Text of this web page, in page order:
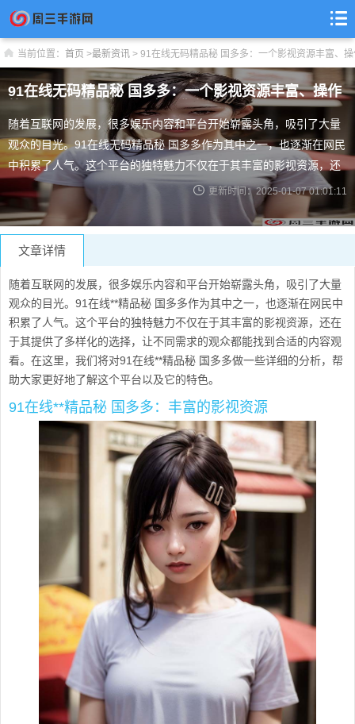
当前位置： 首页 >最新资讯 > 91在线无码精品秘 国多多：一个影视资源丰富、
91在线无码精品秘 国多多：一个影视资源丰富、操作
简单且高质量的娱乐平台，你值得拥有！
随着互联网的发展，很多娱乐内容和平台开始崭露头角，吸引了大量
观众的目光。91在线无码精品秘 国多多作为其中之一，也逐渐在网民
中积累了人气。这个平台的独特魅力不仅在于其丰富的影视资源，还
在于其提供了多样化的选择，让不同需求的观众都能找到合适的内容
观看。在这里，我们将对91在线无码精品秘 国多多做一些详细的分
析，帮助大家更好地了解这个平台以及它的特色。 91在线无码精品秘
国多多：丰富的影视资源 作
更新时间：2025-01-07 01:01:11
文章详情
随着互联网的发展，很多娱乐内容和平台开始崭露头角，吸引了大量
观众的目光。91在线**精品秘 国多多作为其中之一，也逐渐在网民中
积累了人气。这个平台的独特魅力不仅在于其丰富的影视资源，还在
于其提供了多样化的选择，让不同需求的观众都能找到合适的内容观
看。在这里，我们将对91在线**精品秘 国多多做一些详细的分析，帮
助大家更好地了解这个平台以及它的特色。
91在线**精品秘 国多多：丰富的影视资源